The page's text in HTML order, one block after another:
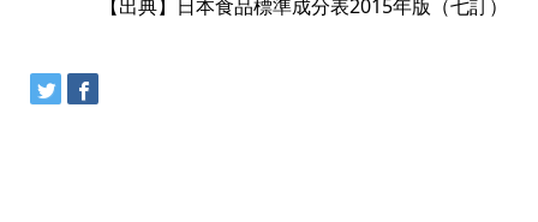
【出典】日本食品標準成分表2015年版（七訂）